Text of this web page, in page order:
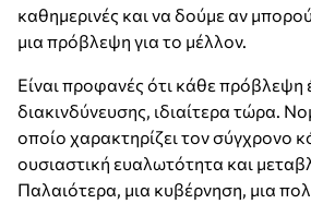
καθημερινές και να δούμε αν
μια πρόβλεψη για το μέλλον.
Είναι προφανές ότι κάθε πρόβλεψη
διακινδύνευσης, ιδιαίτερα τώρα.
οποίο χαρακτηρίζει τον σύγχρονο
ουσιαστική ευαλωτότητα και
Παλαιότερα, μια κυβέρνηση, μια